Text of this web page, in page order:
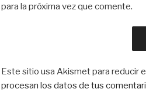
para la próxima vez que comente.
Este sitio usa Akismet para reducir
procesan los datos de tus